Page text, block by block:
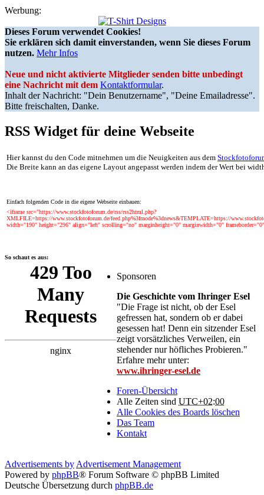
Werbung:
Dieses Forum verwendet Cookies!
Sie erklären sich damit einverstanden, wenn Sie dieses Forum
nutzen. Mehr Infos
Neue und nicht aktivierte Mitglieder senden bitte unbedingt
eine Nachricht mit dem Kontaktformular.
Inhalt der Nachricht: "Dein Benutzername", "Deine Emailadresse".
Bitte freischalten, Danke.
RSS Widget für deine Webseite
Hier kannst du den Code mitnehmen um die Neuigkeiten aus dem
Die Breite kann an das eigene Layout angepasst werden indem der Wert bei
Einfach folgenden Code in die eigene Webseite einbauen:
<iframe src="https://www.stockfotoforum.de/rss/rss2html.php?
XMLFILE=https://www.stockfotoforum.de/feed.php%3fmode%3dnews&TEMPLATE=https://
width="190" height="296" align="left" scrolling="no" marginheight="0" marginwidth="0"
So schaut es aus:
Sponsoren
Die Geschichte vom Ihringer Esel
"Die Frage ist nicht, ob der Esel
gefressen hat, sondern ob er dabei
gesessen hat! Denn ein sitzender Esel
zeigt vorsätzliches Verweilen, ein
stehender nur höfliches Probieren."
Erfahre mehr unter:
www.ihringer-esel.de
Foren-Übersicht
Alle Zeiten sind UTC+02:00
Alle Cookies des Boards löschen
Das Team
Kontakt
Advertisements by Advertisement Management
Powered by phpBB® Forum Software © phpBB Limited
Deutsche Übersetzung durch phpBB.de